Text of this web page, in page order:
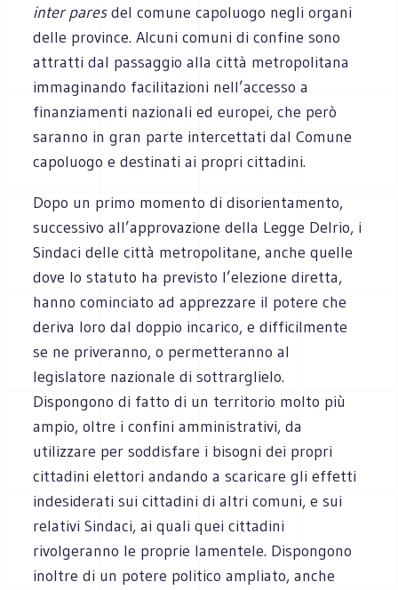
inter paresdel comune capoluogo negli organi
delle province. Alcuni comuni di confine sono
attratti dal passaggio alla città metropolitana
immaginando facilitazioni nell’accesso a
finanziamenti nazionali ed europei, che però
saranno in gran parte intercettati dal Comune
capoluogo e destinati ai propri cittadini.
Dopo un primo momento di disorientamento,
successivo all’approvazione della Legge Delrio, i
Sindaci delle città metropolitane, anche quelle
dove lo statuto ha previsto l’elezione diretta,
hanno cominciato ad apprezzare il potere che
deriva loro dal doppio incarico, e difficilmente
se ne priveranno, o permetteranno al
legislatore nazionale di sottrarglielo.
Dispongono di fatto di un territorio molto più
ampio, oltre i confini amministrativi, da
utilizzare per soddisfare i bisogni dei propri
cittadini elettori andando a scaricare gli effetti
indesiderati sui cittadini di altri comuni, e sui
relativi Sindaci, ai quali quei cittadini
rivolgeranno le proprie lamentele. Dispongono
inoltre di un potere politico ampliato, anche